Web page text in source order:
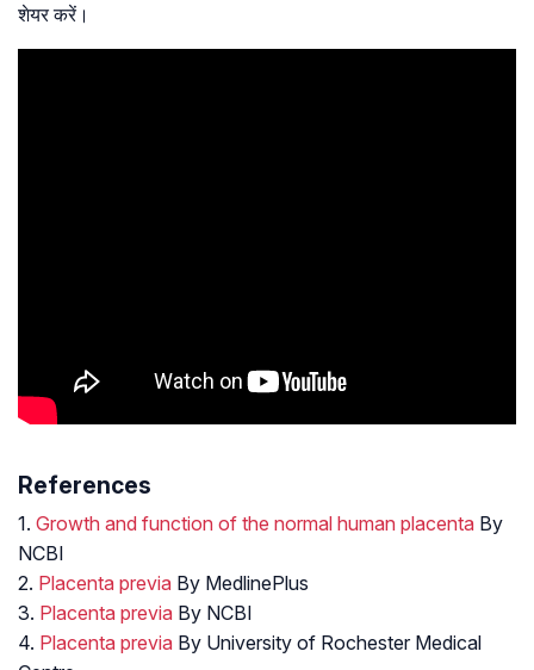
शेयर करें।
References
1. Growth and function of the normal human placenta By
NCBI
2. Placenta previa By MedlinePlus
3. Placenta previa By NCBI
4. Placenta previa By University of Rochester Medical